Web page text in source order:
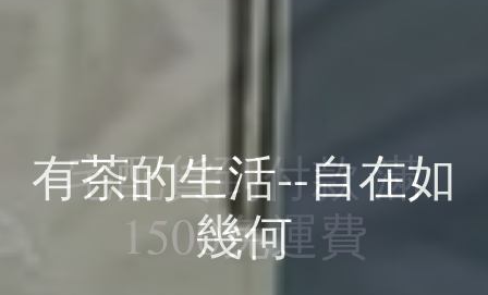
文山茶推廣中心歡
迎來來店品好茶
有茶的生活--自在如
幾何
宅配貨到付款 滿
1500免運費
"朕藏" 禮盒獲選 ''新
北特色商品"